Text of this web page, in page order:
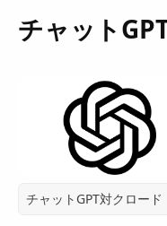
チャット
チャットGPT対クロード